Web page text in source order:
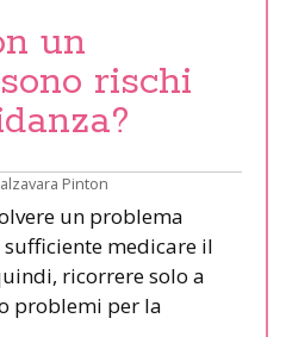
un
rischi
Pinton
un problema
medicare il
ricorrere solo a
problemi per la